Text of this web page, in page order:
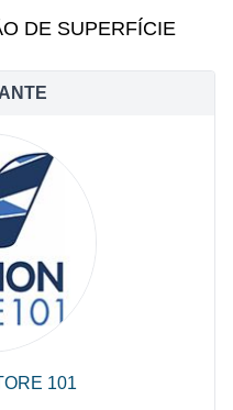
DE SUPERFÍCIE
101